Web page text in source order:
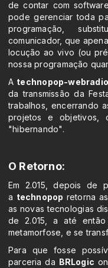
de contar com
pode gerenciar toda
programação,
comunicador, que
locução ao vivo (ou
nossa programação
A technopop-webradio,
da transmissão da
trabalhos, encerrando
projetos e objetivos,
"hibernando".
O Retorno:
Em 2.015, depois de
a technopop retorna
as novas tecnologias
de 2.015, a até então
metamorfose, e se
Para que fosse
parceria da BRLogic